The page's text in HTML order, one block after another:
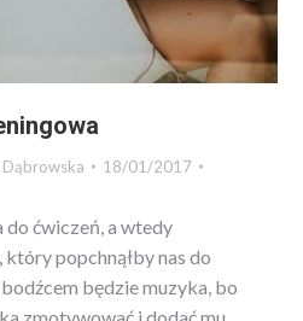
18/01/2017
do ćwiczeń, a wtedy
popchnąłby nas do
będzie muzyka, bo
zmotywować i dodać mu